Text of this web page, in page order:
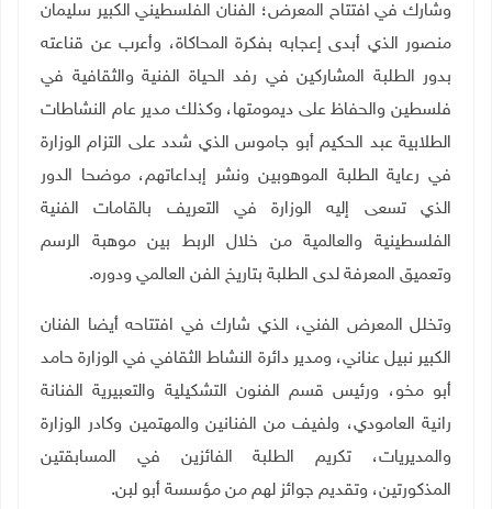
وشارك في افتتاح المعرض؛ الفنان الفلسطيني الكبير سليمان
منصور الذي أبدى إعجابه بفكرة المحاكاة، وأعرب عن قناعته
بدور الطلبة المشاركين في رفد الحياة الفنية والثقافية في
فلسطين والحفاظ على ديمومتها، وكذلك مدير عام النشاطات
الطلابية عبد الحكيم أبو جاموس الذي شدد على التزام الوزارة
في رعاية الطلبة الموهوبين ونشر إبداعاتهم، موضحا الدور
الذي تسعى إليه الوزارة في التعريف بالقامات الفنية
الفلسطينية والعالمية من خلال الربط بين موهبة الرسم
وتعميق المعرفة لدى الطلبة بتاريخ الفن العالمي ودوره.
وتخلل المعرض الفني، الذي شارك في افتتاحه أيضا الفنان
الكبير نبيل عناني، ومدير دائرة النشاط الثقافي في الوزارة حامد
أبو مخو، ورئيس قسم الفنون التشكيلية والتعبيرية الفنانة
رانية العامودي، ولفيف من الفنانين والمهتمين وكادر الوزارة
والمديريات، تكريم الطلبة الفائزين في المسابقتين
المذكورتين، وتقديم جوائز لهم من مؤسسة أبو لبن.